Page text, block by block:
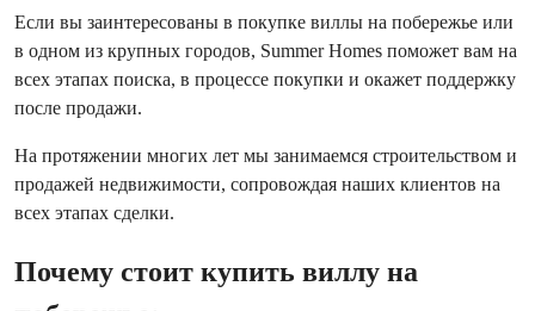
Если вы заинтересованы в покупке виллы на побережье или
в одном из крупных городов, Summer Homes поможет вам на
всех этапах поиска, в процессе покупки и окажет поддержку
после продажи.
На протяжении многих лет мы занимаемся строительством и
продажей недвижимости, сопровождая наших клиентов на
всех этапах сделки.
Почему стоит купить виллу на